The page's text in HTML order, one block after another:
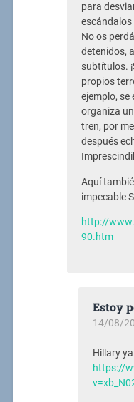
para
escándalos
No os
detenidos,
subtítulos.
propios
ejemplo, se
organiza
tren, por
después
Aquí
impecable
http://
90.htm
Estoy
14/08/
Hillary
https://